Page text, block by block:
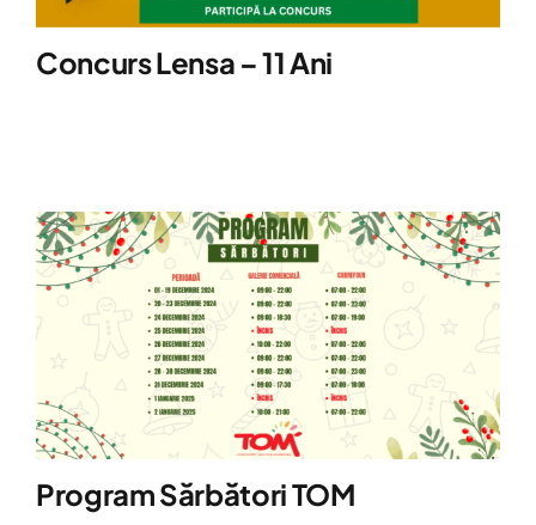
Concurs Lensa – 11 Ani
Program Sărbători TOM